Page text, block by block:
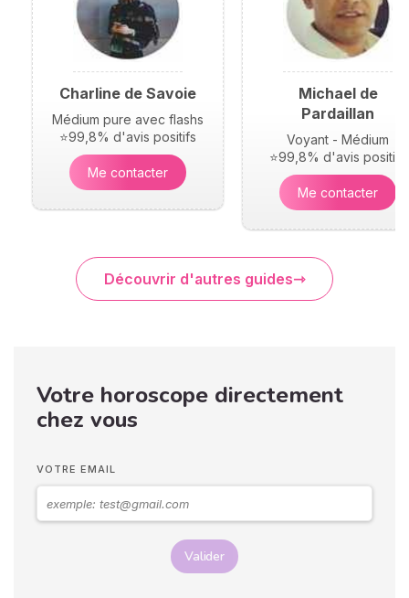
Charline de Savoie
Médium pure avec flashs
⭐99,8% d'avis positifs
Me contacter
Michael de
Pardaillan
Voyant - Médium
⭐99,8% d'avis positifs
Me contacter
Découvrir d'autres guides
Votre horoscope directement
chez vous
VOTRE EMAIL
Valider